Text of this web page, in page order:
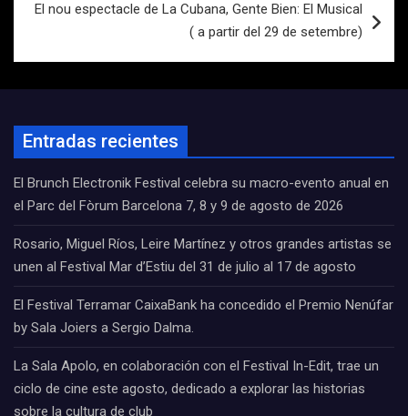
El nou espectacle de La Cubana, Gente Bien: El Musical
( a partir del 29 de setembre)
Entradas recientes
El Brunch Electronik Festival celebra su macro-evento anual en
el Parc del Fòrum Barcelona 7, 8 y 9 de agosto de 2026
Rosario, Miguel Ríos, Leire Martínez y otros grandes artistas se
unen al Festival Mar d’Estiu del 31 de julio al 17 de agosto
El Festival Terramar CaixaBank ha concedido el Premio Nenúfar
by Sala Joiers a Sergio Dalma.
La Sala Apolo, en colaboración con el Festival In-Edit, trae un
ciclo de cine este agosto, dedicado a explorar las historias
sobre la cultura de club